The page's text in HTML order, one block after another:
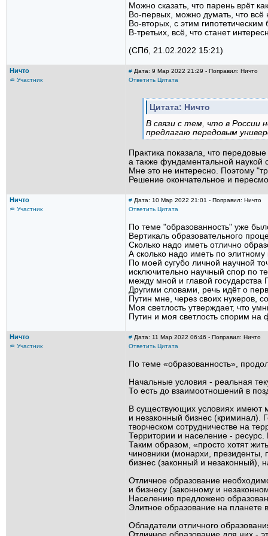
Можно сказать, что парень врёт
Во-первых, можно думать, что всё
Во-вторых, с этим
В-третьих, всё, что станет
(СПб, 21.02.2022 15:21)
Ничто
♒ Участник
# Дата: 9 Мар 2022 21:29 - Поправил: Ничто
Ответить Цитата
Цитата: Ничто
В связи с тем, что в России
предлагаю передовым
Практика показала, что
а также фундаментальной наукой
Мне это не интересно. Поэтому
Решение окончательное и
Ничто
♒ Участник
# Дата: 10 Мар 2022 21:01 - Поправил: Ничто
Ответить Цитата
По теме "образованность" уже
Вертикаль образовательного
Сколько надо иметь отлично
А сколько надо иметь по
По моей сугубо личной научной
исключительно научный спор по
между мной и главой государства
Другими словами, речь идёт о
Путин мне, через своих нукеров,
Моя светлость утверждает, что
Путин и моя светлость спорим на
Ничто
♒ Участник
# Дата: 11 Мар 2022 06:46 - Поправил: Ничто
Ответить Цитата
По теме «образованность»,
Начальные условия - реальная
То есть до взаимоотношений в
В существующих условиях имеют
и незаконный бизнес (криминал).
творческом сотрудничестве на
Территории и население - ресурс.
Таким образом, «просто хотят
чиновники (монархи,
бизнес (законный и незаконный),
Отличное образование
и бизнесу (законному и
Населению предложено
Элитное образование на планете
Обладатели отличного